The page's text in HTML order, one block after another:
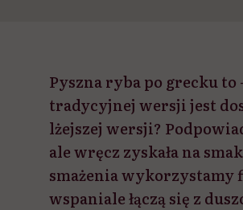
Pyszna ryba po grecku
tradycyjnej wersji jest
lżejszej wersji?
ale wręcz zyskała na
smażenia wykorzystamy
wspaniale łączą się z